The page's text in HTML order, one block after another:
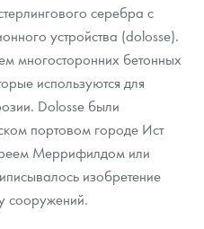
серебра с
устройства (dolosse).
многосторонних бетонных
используются для
Dolosse были
портовом городе Ист
Меррифилдом или
изобретение
сооружений.